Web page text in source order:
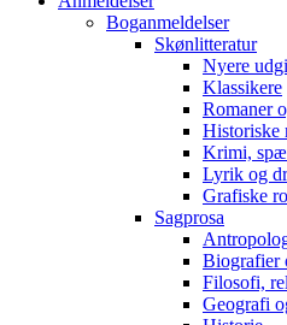
Boganmeldelser
Skønlitteratur
Nyere
Klassikere
Romaner
Historiske
Krimi,
Lyrik og
Grafiske
Sagprosa
Biografier
Filosofi,
Geografi